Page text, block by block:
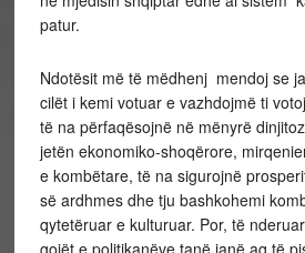
patur.
Ndotësit më të mëdhenj mendoj se
cilët i kemi votuar e vazhdojmë ti
të na përfaqësojnë në mënyrë
jetën ekonomiko-shoqërore,
e kombëtare, të na sigurojnë
së ardhmes dhe tju bashkohemi
qytetëruar e kulturuar. Por, të
gojët e politikanëve tanë janë aq të